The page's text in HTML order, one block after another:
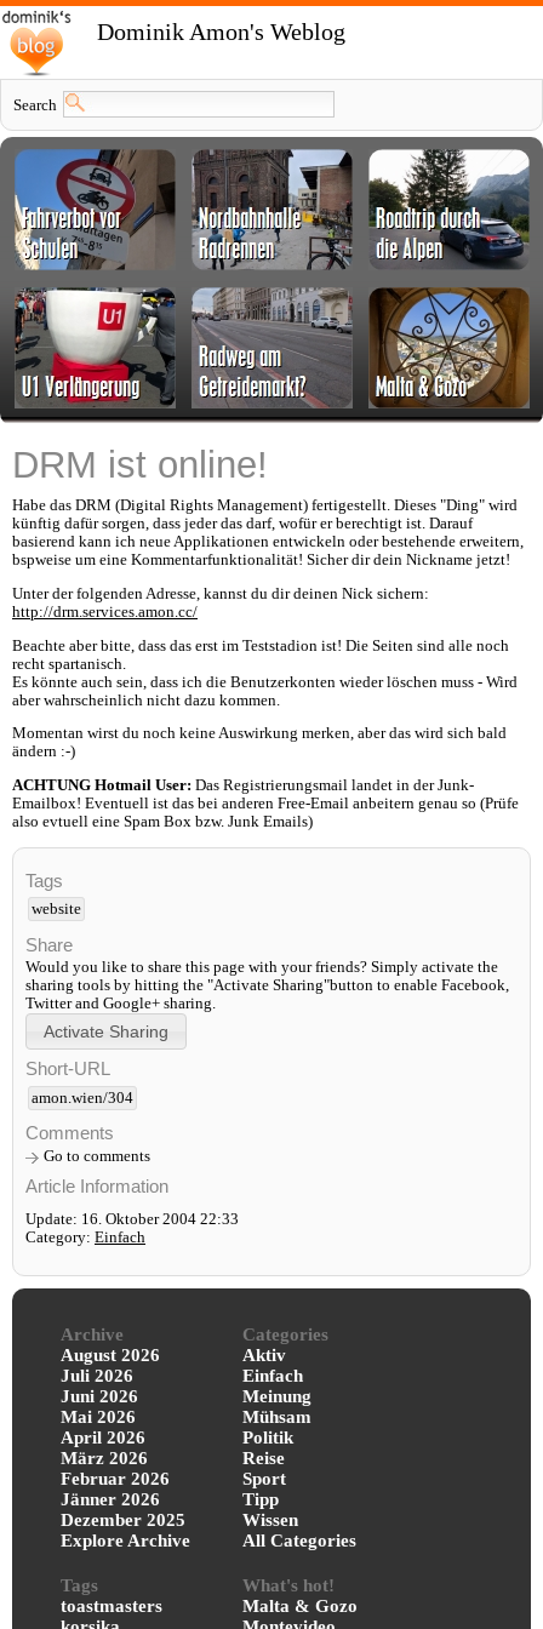
Dominik Amon's Weblog
Search
DRM ist online!
Habe das DRM (Digital Rights Management) fertigestellt. Dieses "Ding" wird
künftig dafür sorgen, dass jeder das darf, wofür er berechtigt ist. Darauf
basierend kann ich neue Applikationen entwickeln oder bestehende erweitern,
bspweise um eine Kommentarfunktionalität! Sicher dir dein Nickname jetzt!
Unter der folgenden Adresse, kannst du dir deinen Nick sichern:
http://drm.services.amon.cc/
Beachte aber bitte, dass das erst im Teststadion ist! Die Seiten sind alle noch
recht spartanisch.
Es könnte auch sein, dass ich die Benutzerkonten wieder löschen muss - Wird
aber wahrscheinlich nicht dazu kommen.
Momentan wirst du noch keine Auswirkung merken, aber das wird sich bald
ändern :-)
ACHTUNG Hotmail User: Das Registrierungsmail landet in der Junk-
Emailbox! Eventuell ist das bei anderen Free-Email anbeitern genau so (Prüfe
also evtuell eine Spam Box bzw. Junk Emails)
Tags
website
Share
Would you like to share this page with your friends? Simply activate the
sharing tools by hitting the "Activate Sharing"button to enable Facebook,
Twitter and Google+ sharing.
Short-URL
amon.wien/304
Comments
Go to comments
Article Information
Update: 16. Oktober 2004 22:33
Category: Einfach
Archive
August 2026
Juli 2026
Juni 2026
Mai 2026
April 2026
März 2026
Februar 2026
Jänner 2026
Dezember 2025
Explore Archive
Categories
Aktiv
Einfach
Meinung
Mühsam
Politik
Reise
Sport
Tipp
Wissen
All Categories
Tags
toastmasters
What's hot!
Malta & Gozo